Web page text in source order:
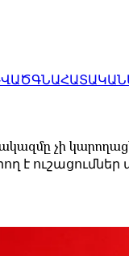
ԳՆԱՀԱՏԱԿԱՆ
չի
է